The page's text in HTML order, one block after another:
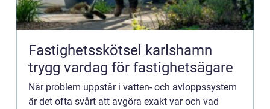
Fastighetsskötsel karlshamn
trygg vardag för fastighetsägare
När problem uppstår i vatten- och avloppssystem
är det ofta svårt att avgöra exakt var och vad